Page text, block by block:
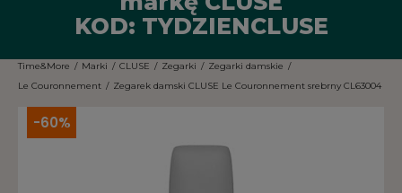
KOD: TYDZIENCLUSE
Time&More / Marki / CLUSE / Zegarki / Zegarki damskie /
Le Couronnement / Zegarek damski CLUSE Le Couronnement srebrny CL63004
-60%